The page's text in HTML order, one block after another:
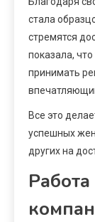
стала
стремятся
показала,
принимать
Все это
успешных
других на